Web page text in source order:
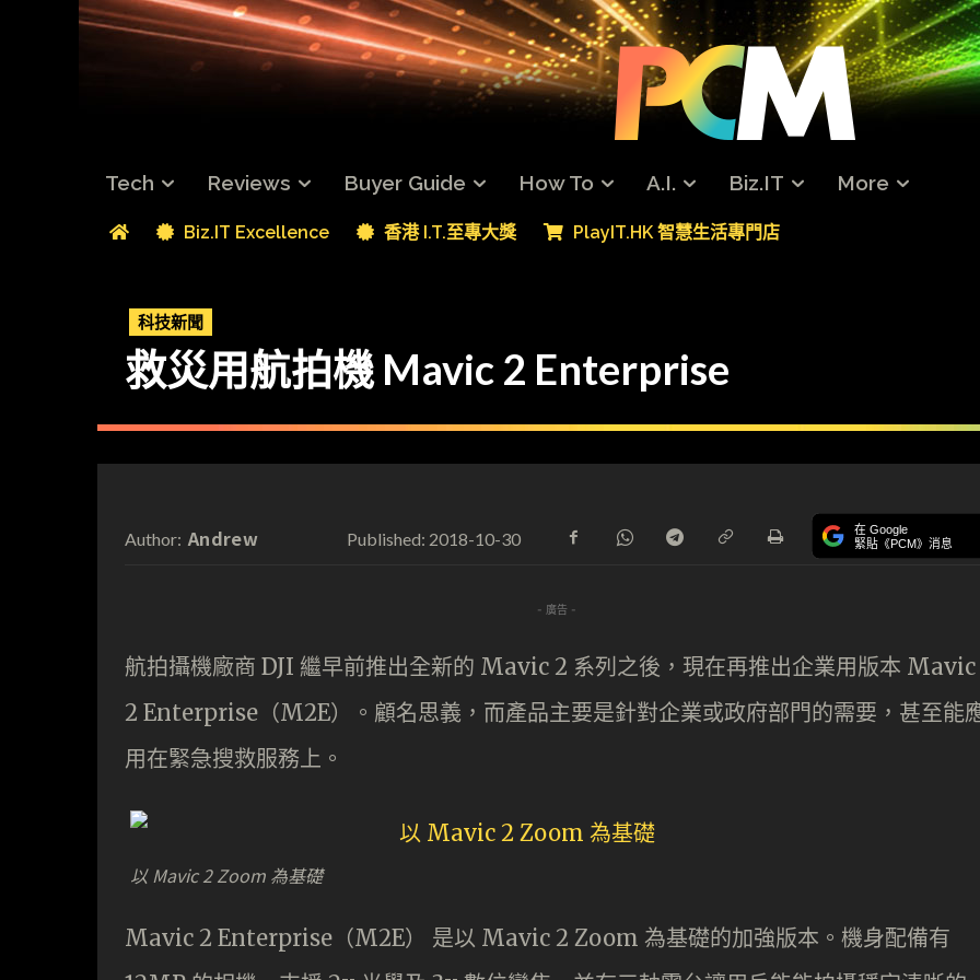
Tech Reviews Buyer Guide How To A.I. Biz.IT More
Biz.IT Excellence 香港 I.T.至專大獎 PlayIT.HK 智慧生活專門店
科技新聞
救災用航拍機 Mavic 2 Enterprise
Author: Andrew Published: 2018-10-30 在 Google
緊貼《PCM》消息
- 廣告 -
航拍攝機廠商 DJI 繼早前推出全新的 Mavic 2 系列之後，現在再推出企業用版本 Mavic
2 Enterprise（M2E）。顧名思義，而產品主要是針對企業或政府部門的需要，甚至能
用在緊急搜救服務上。
以 Mavic 2 Zoom 為基礎
Mavic 2 Enterprise（M2E） 是以 Mavic 2 Zoom 為基礎的加強版本。機身配備有